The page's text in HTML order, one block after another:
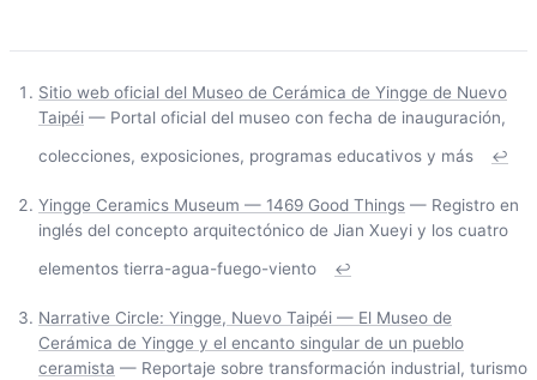
Sitio web oficial del Museo de Cerámica de Yingge de Nuevo
Taipéi — Portal oficial del museo con fecha de inauguración,
colecciones, exposiciones, programas educativos y más
↩
Yingge Ceramics Museum — 1469 Good Things — Registro en
inglés del concepto arquitectónico de Jian Xueyi y los cuatro
elementos tierra-agua-fuego-viento
↩
Narrative Circle: Yingge, Nuevo Taipéi — El Museo de
Cerámica de Yingge y el encanto singular de un pueblo
ceramista — Reportaje sobre transformación industrial, turismo